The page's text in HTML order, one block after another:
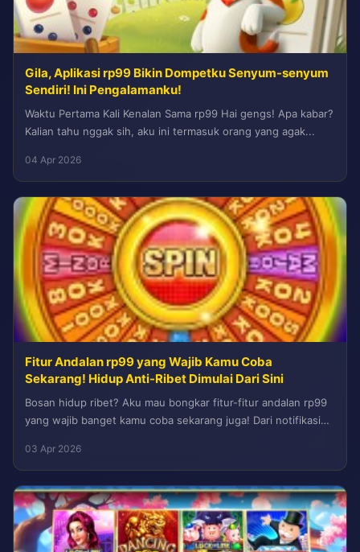
Gila, Aplikasi rp99 Bikin Dompetku Senyum-senyum
Sendiri! Ini Pengalamanku!
Waktu Pertama Kali Kenalan Sama rp99 Hai gengs! Apa kabar?
Kalian tahu nggak sih, aku ini termasuk orang yang agak...
04 Apr 2026
Fitur Andalan rp99 yang Wajib Kamu Coba
Sekarang! Hidup Anti-Ribet Dimulai Dari Sini
Bosan hidup ribet? Aku mau bongkar fitur-fitur andalan rp99
yang wajib banget kamu coba sekarang juga! Dari notifikasi
03 Apr 2026